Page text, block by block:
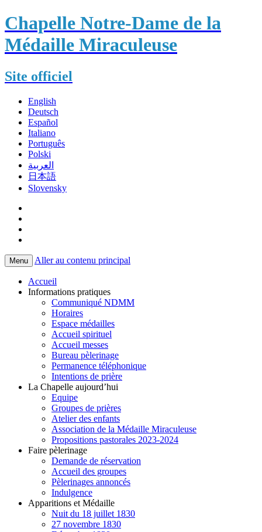
Chapelle Notre-Dame de la
Médaille Miraculeuse
Site officiel
English
Deutsch
Español
Italiano
Português
Polski
العربية
日本語
Slovensky
Menu Aller au contenu principal
Accueil
Informations pratiques
Communiqué NDMM
Horaires
Espace médailles
Accueil spirituel
Accueil messes
Bureau pèlerinage
Permanence téléphonique
Intentions de prière
La Chapelle aujourd’hui
Equipe
Groupes de prières
Atelier des enfants
Association de la Médaille Miraculeuse
Propositions pastorales 2023-2024
Faire pèlerinage
Demande de réservation
Accueil des groupes
Pèlerinages annoncés
Indulgence
Apparitions et Médaille
Nuit du 18 juillet 1830
27 novembre 1830